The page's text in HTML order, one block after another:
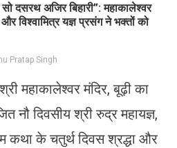
दसरथ अजिर बिहारी”: महाकालेश्वर
विश्वामित्र यज्ञ प्रसंग ने भक्तों को
Pratap Singh
महाकालेश्वर मंदिर, बूढ़ी का
नौ दिवसीय श्री रुद्र महायज्ञ,
कथा के चतुर्थ दिवस श्रद्धा और